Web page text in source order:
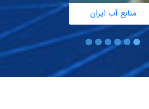
منابع آب ایران